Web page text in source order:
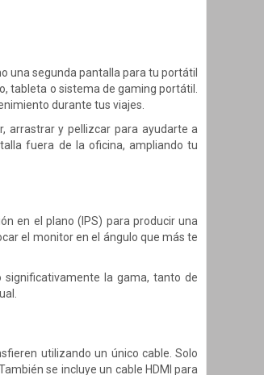
una segunda pantalla para tu portátil
tableta o sistema de gaming portátil.
durante tus viajes.
arrastrar y pellizcar para ayudarte a
fuera de la oficina, ampliando tu
en el plano (IPS) para producir una
el monitor en el ángulo que más te
significativamente la gama, tanto de
utilizando un único cable. Solo
se incluye un cable HDMI para